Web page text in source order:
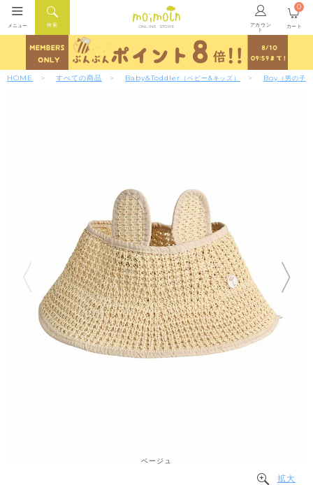
ONLINE STORE アカウン
ト
検索
メニュー カート
0
HOME すべての商品 Baby&Toddler （ベビー&キッズ） Boy （男の子）
ベージュ
拡大